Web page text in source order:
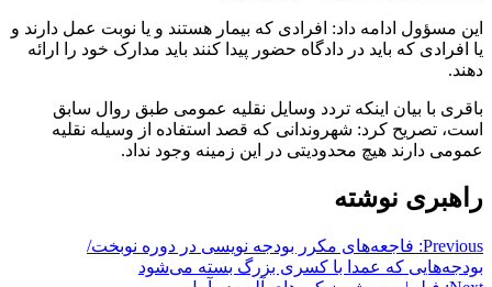
این مسؤول ادامه داد: افرادی که بیمار هستند و یا نوبت عمل دارند و
یا افرادی که باید در دادگاه حضور پیدا کنند باید مدارک خود را ارائه
دهند.
باقری با بیان اینکه تردد وسایل نقلیه عمومی طبق روال سابق
است، تصریح کرد: شهروندانی که قصد استفاده از وسیله نقلیه
عمومی دارند هیچ محدودیتی در این زمینه وجود نداد.
راهبری نوشته
Previous: فاجعه‌های مکرر بودجه نویسی در دوره نوبخت/
بودجه‌هایی که عمدا با کسری بزرگ بسته می‌شود